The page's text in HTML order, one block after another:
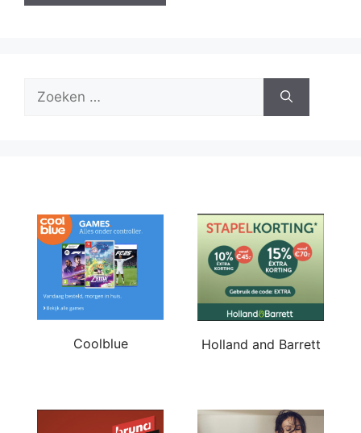
naar:
Coolblue Holland and Barrett